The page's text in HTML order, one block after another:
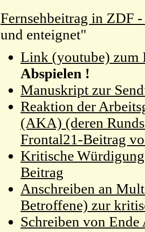
Fernsehbeitrag in ZDF
und enteignet"
Link (youtube) zum
Abspielen !
Manuskript zur
Reaktion der
(AKA) (deren
Frontal21-Beitrag
Kritische
Beitrag
Anschreiben an
Betroffene) zur
Schreiben von